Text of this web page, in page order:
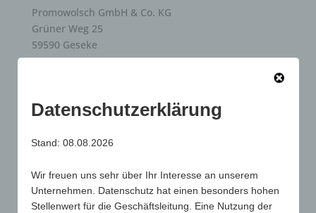
Promowolsch GmbH & Co. KG
Grüner Weg 25
59590 Geseke
Sitz der Gesellschaft: Geseke
Promowolsch GmbH & Co. KG:
Promowolsch Verwaltungsgesellschaft mbH
Grüner Weg 25
59590 Geseke
Datenschutzerklärung
Stand: 08.08.2026
Wir freuen uns sehr über Ihr Interesse an unserem
Unternehmen. Datenschutz hat einen besonders hohen
Stellenwert für die Geschäftsleitung. Eine Nutzung der